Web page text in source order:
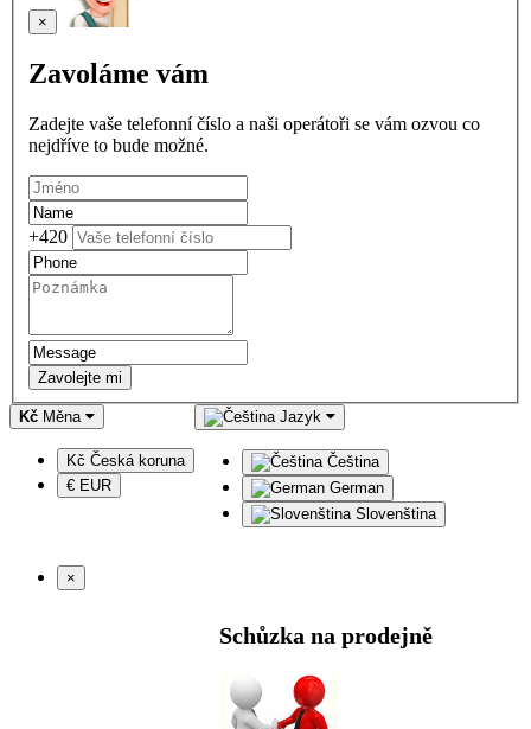
×
Zavoláme vám
Zadejte vaše telefonní číslo a naši operátoři se vám ozvou co
nejdříve to bude možné.
+420
Zavolejte mi
Kč Měna
Kč Česká koruna
€ EUR
Jazyk
Čeština
German
Slovenština
×
Schůzka na prodejně